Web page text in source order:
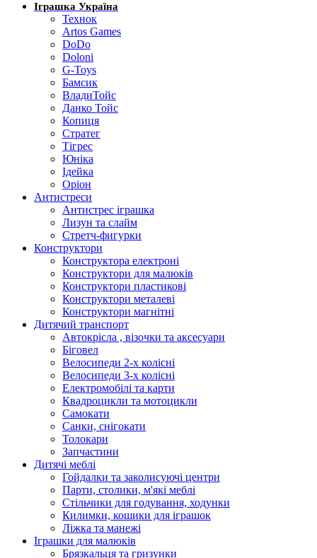
Іграшка Україна
Технок
Artos Games
DoDo
Doloni
G-Toys
Бамсик
ВладиТойс
Данко Тойс
Копиця
Стратег
Тігрес
Юніка
Ідейка
Оріон
Антистреси
Антистрес іграшка
Лизун та слайм
Стретч-фигурки
Конструктори
Конструктора електроні
Конструктори для малюків
Конструктори пластикові
Конструктори металеві
Конструктори магнітні
Дитячий транспорт
Автокрісла , візочки та аксесуари
Біговел
Велосипеди 2-х колісні
Велосипеди 3-х колісні
Електромобілі та карти
Квадроцикли та мотоцикли
Самокати
Санки, снігокати
Толокари
Запчастини
Дитячі меблі
Гойдалки та заколисуючі центри
Парти, столики, м'які меблі
Стільчики для годування, ходунки
Килимки, кошики для іграшок
Ліжка та манежі
Іграшки для малюків
Брязкальця та гризунки